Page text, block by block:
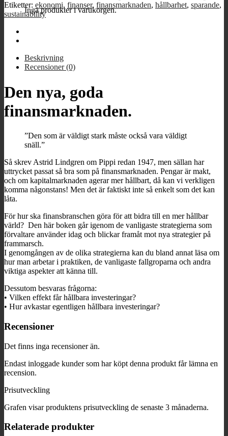
Inga produkter i varukorgen.
Etiketter: ekonomi, finanser, finansmarknaden, hållbarhet, sparande,
sustainability
Beskrivning
Recensioner (0)
Den nya, goda
finansmarknaden.
”Den som är väldigt stark måste också vara väldigt
snäll.”
Så skrev Astrid Lindgren om Pippi redan 1947, men sällan har
uttrycket passat så bra som på finansmarknaden. Pengar är makt,
och om kapitalmarknaden agerar mer hållbart, då kan vi verkligen
komma någonstans! Men det är faktiskt inte så enkelt som det kan
låta.
För hur ska finansbranschen göra för att bidra till en mer hållbar
värld? Den här boken går igenom de vanligaste strategierna som
förvaltare använder idag och blickar framåt mot nya strategier på
frammarsch.
I genomgången av de olika strategierna kan du bland annat läsa om
hur man arbetar i praktiken, de vanligaste fallgroparna och andra
viktiga aspekter att känna till.
Dessutom besvaras frågorna:
• Vilken effekt får hållbara investeringar?
• Hur avkastar egentligen hållbara investeringar?
Recensioner
Det finns inga recensioner än.
Endast inloggade kunder som har köpt denna produkt får lämna en
recension.
Prisutveckling
Grafen visar produktens prisutveckling de senaste 3 månaderna.
Relaterade produkter